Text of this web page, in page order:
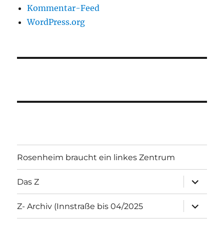
Kommentar-Feed
WordPress.org
Rosenheim braucht ein linkes Zentrum
Das Z
öffnen
Z- Archiv (Innstraße bis 04/2025
öffnen